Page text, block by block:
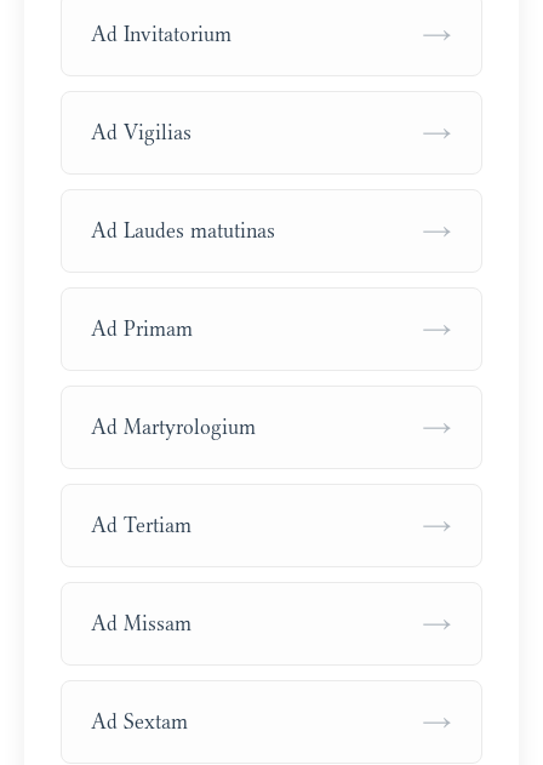
Ad Invitatorium →
Ad Vigilias →
Ad Laudes matutinas →
Ad Primam →
Ad Martyrologium →
Ad Tertiam →
Ad Missam →
Ad Sextam →